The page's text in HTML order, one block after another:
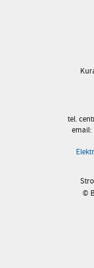
tel.
email:
©